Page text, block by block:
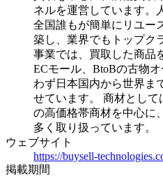
ネルを運営しています。
全国誰もが簡単にリユー
築し、業界でもトップク
事業では、買取した商品
ECモール、BtoBの古物
わず日本国内から世界ま
せています。 商材とし
の高価格帯商材を中心に
多く取り扱っています。
ウェブサイト
https://buysell-
掲載期間